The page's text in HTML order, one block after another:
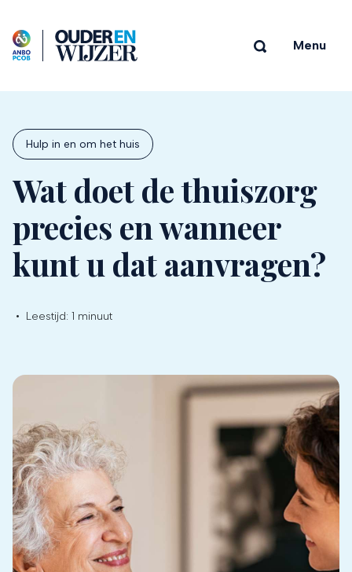
Menu
Hulp in en om het huis
Wat doet de thuiszorg
precies en wanneer
kunt u dat aanvragen?
• Leestijd: 1 minuut